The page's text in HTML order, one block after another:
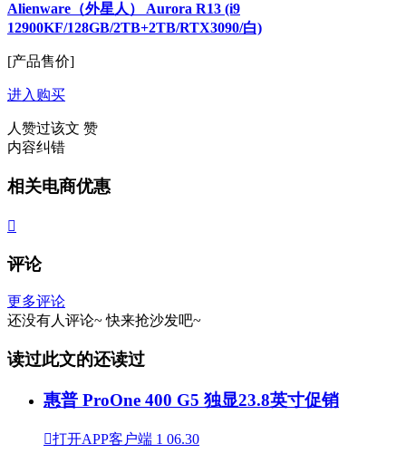
Alienware（外星人） Aurora R13 (i9
12900KF/128GB/2TB+2TB/RTX3090/白)
[产品售价]
进入购买
人赞过该文 赞
内容纠错
相关电商优惠

评论
更多评论
还没有人评论~ 快来抢沙发吧~
读过此文的还读过
惠普 ProOne 400 G5 独显23.8英寸促销
打开APP客户端 1 06.30